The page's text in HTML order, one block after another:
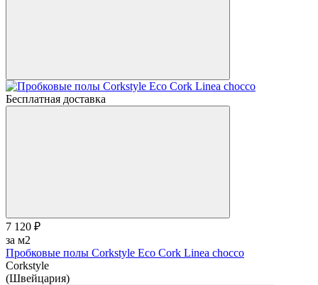
Бесплатная доставка
7 120 ₽
за м2
Пробковые полы Corkstyle Eco Cork Linea chocco
Corkstyle
(Швейцария)